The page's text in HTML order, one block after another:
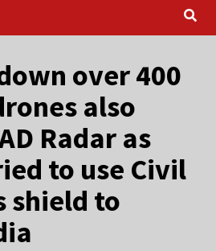
over 400
also
Radar as
to use Civil
shield to